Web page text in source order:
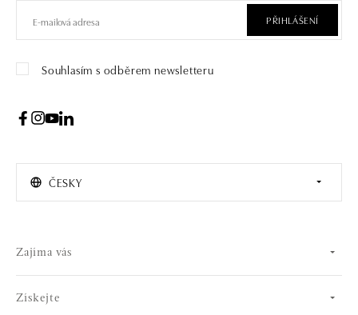
PŘIHLÁŠENÍ
Souhlasím s odběrem newsletteru
ČESKY
Zajíma vás
Získejte